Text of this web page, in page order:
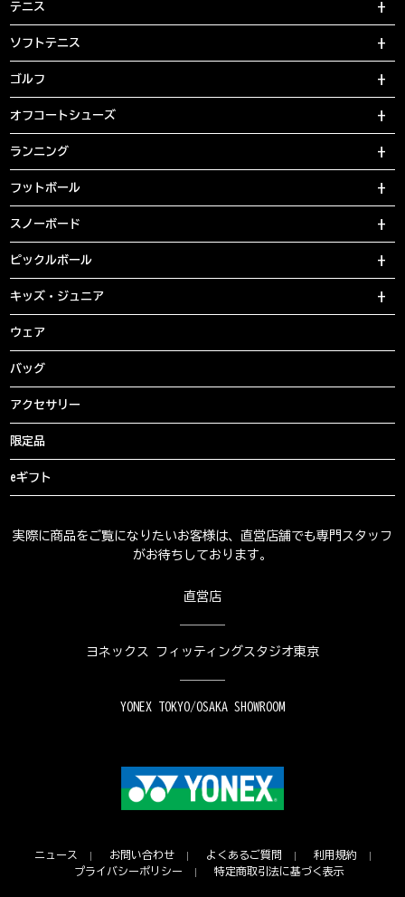
テニス
ソフトテニス
ゴルフ
オフコートシューズ
ランニング
フットボール
スノーボード
ピックルボール
キッズ・ジュニア
ウェア
バッグ
アクセサリー
限定品
eギフト
実際に商品をご覧になりたいお客様は、直営店舗でも専門スタッフ
がお待ちしております。
直営店
ヨネックス フィッティングスタジオ東京
YONEX TOKYO/OSAKA SHOWROOM
ニュース お問い合わせ よくあるご質問
利用規約
プライバシーポリシー
特定商取引法に基づく表示